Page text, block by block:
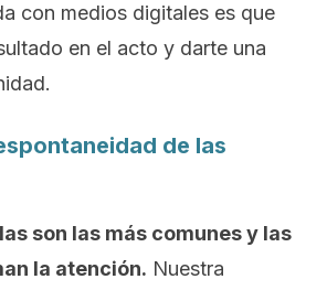
con medios digitales es que
en el acto y darte una
de las
son las más comunes y las
la atención. Nuestra